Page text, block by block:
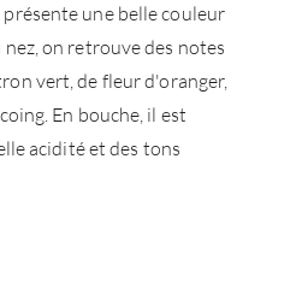
une belle couleur
on retrouve des notes
vert, de fleur d'oranger,
En bouche, il est
acidité et des tons